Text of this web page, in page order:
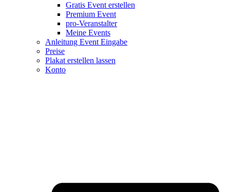
Gratis Event erstellen
Premium Event
pro-Veranstalter
Meine Events
Anleitung Event Eingabe
Preise
Plakat erstellen lassen
Konto